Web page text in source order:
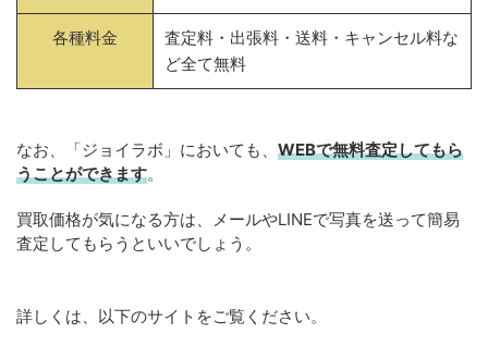
各種料金
査定料・出張料・送料・キャンセル料な
ど全て無料
なお、「ジョイラボ」においても、 WEBで無料査定してもら
うことができます。
買取価格が気になる方は、メールやLINEで写真を送って簡易
査定してもらうといいでしょう。
詳しくは、以下のサイトをご覧ください。